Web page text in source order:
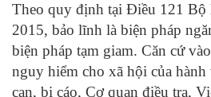
Theo quy định tại Điều 121 Bộ
2015, bảo lĩnh là biện pháp
biện pháp tạm giam. Căn cứ
nguy hiểm cho xã hội của
can, bị cáo, Cơ quan điều tra,